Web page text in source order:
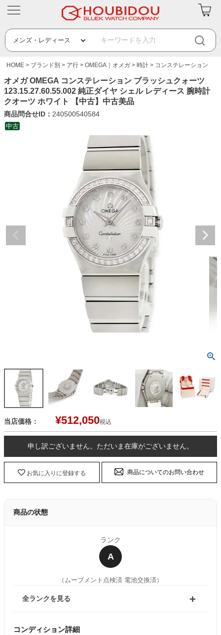
HOME ブランド別 ア行 OMEGA｜オメガ 時計 コンステレーション
オメガ OMEGA コンステレーション ブラッシュクォーツ
123.15.27.60.55.002 純正ダイヤ シェル レディース 腕時計
クオーツ ホワイト 【中古】中古美品
商品問合せID： 240500540584
中古
当店価格： ¥512,050税込
申し訳ございません。ただいま在庫がございません。
お気に入りに登録する 商品についてのお問い合わせ
商品の状態
ランク
A
（ムーブメント点検済 電池交換済）
全ランクを見る
コンディション詳細